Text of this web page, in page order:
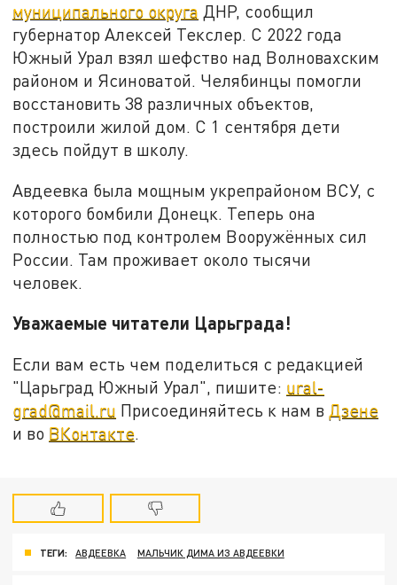
муниципального округа ДНР, сообщил
губернатор Алексей Текслер. С 2022 года
Южный Урал взял шефство над Волновахским
районом и Ясиноватой. Челябинцы помогли
восстановить 38 различных объектов,
построили жилой дом. С 1 сентября дети
здесь пойдут в школу.
Авдеевка была мощным укрепрайоном ВСУ, с
которого бомбили Донецк. Теперь она
полностью под контролем Вооружённых сил
России. Там проживает около тысячи
человек.
Уважаемые читатели Царьграда!
Если вам есть чем поделиться с редакцией
"Царьград Южный Урал", пишите: ural-
grad@mail.ru Присоединяйтесь к нам в Дзене
и во ВКонтакте.
ТЕГИ: АВДЕЕВКА МАЛЬЧИК ДИМА ИЗ АВДЕЕВКИ